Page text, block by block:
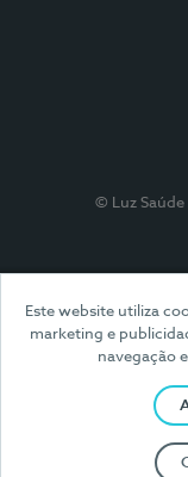
Este website utiliza
marketing e
navegação
© Luz Saúde